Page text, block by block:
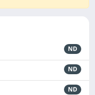
ND
ND
ND